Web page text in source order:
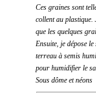
Ces graines sont
collent au plastique.
que les quelques
Ensuite, je dépose
terreau à semis
pour humidifier le
Sous dôme et néons